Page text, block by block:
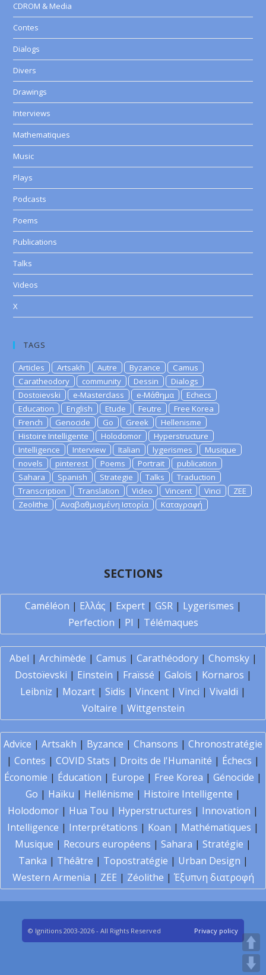
CDROM & Media
Contes
Dialogs
Divers
Drawings
Interviews
Mathematiques
Music
Plays
Podcasts
Poems
Publications
Talks
Videos
X
TAGS
Articles Artsakh Autre Byzance
Camus
Caratheodory
community Dessin
Dialogs
Dostoievski
e-Masterclass e-Μάθημα
Echecs
Education
English Etude Feutre
Free Korea
French
Genocide Go Greek
Hellenisme
Histoire Intelligente
Holodomor
Hyperstructure
Intelligence
Interview Italian lygerismes
Musique
novels
pinterest Poems Portrait
publication
Sahara
Spanish Strategie Talks
Traduction
Transcription
Translation Video Vincent Vinci
ZEE
Zeolithe
Αναβαθμισμένη Ιστορία Καταγραφή
SECTIONS
Caméléon | Ελλάς | Expert| GSR| Lygerismes |
Perfection | PI | Télémaques
Abel | Archimède | Camus | Carathéodory| Chomsky|
Dostoïevski | Einstein | Fraïssé | Galois | Kornaros |
Leibniz | Mozart | Sidis | Vincent | Vinci | Vivaldi |
Voltaire | Wittgenstein
Advice | Artsakh | Byzance | Chansons | Chronostratégie
| Contes | COVID Stats | Droits de l'Humanité | Échecs |
Économie | Éducation | Europe | Free Korea | Génocide |
Go | Haïku | Hellénisme | Histoire Intelligente |
Holodomor | Hua Tou | Hyperstructures | Innovation |
Intelligence | Interprétations | Koan | Mathématiques |
Musique | Recours européens | Sahara | Stratégie |
Tanka | Théâtre | Topostratégie | Urban Design |
Western Armenia | ZEE | Zéolithe | Έξυπνη διατροφή
© Ignitions 2003-2026 - All Rights Reserved Privacy policy